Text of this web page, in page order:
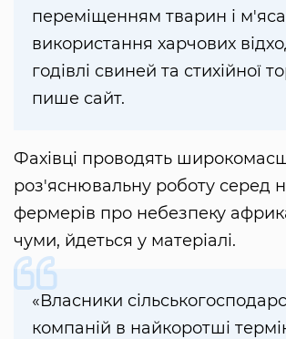
переміщенням тварин і
використання харчових
годівлі свиней та стихійної
пише сайт.
Фахівці проводять
роз'яснювальну роботу серед
фермерів про небезпеку
чуми, йдеться у матеріалі.
«Власники
компаній в найкоротші